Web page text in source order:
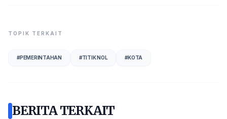
TOPIK TERKAIT
#PEMERINTAHAN #TITIK NOL #KOTA
BERITA TERKAIT